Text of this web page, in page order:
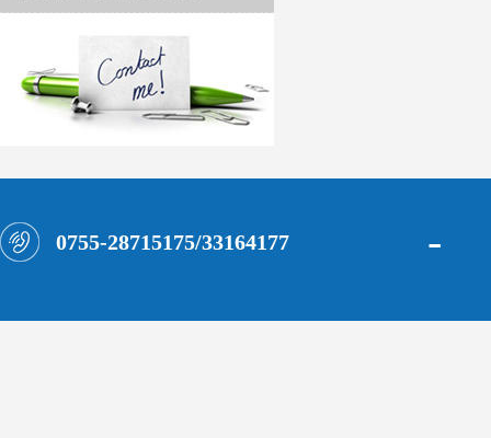
0755-28715175/33164177 -